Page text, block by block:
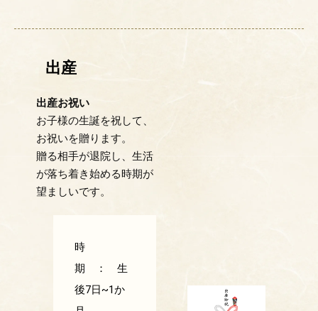
出産
出産お祝い
お子様の生誕を祝して、
お祝いを贈ります。
贈る相手が退院し、生活
が落ち着き始める時期が
望ましいです。
時
期 ： 生
後7日~1か